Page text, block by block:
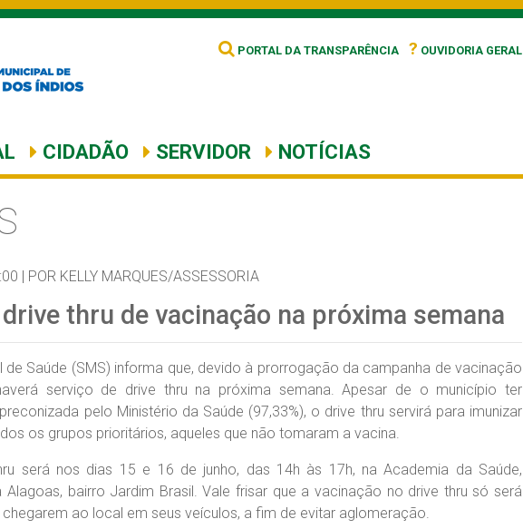
PORTAL DA TRANSPARÊNCIA ? OUVIDORIA GERAL
CIDADÃO SERVIDOR NOTÍCIAS
| POR KELLY MARQUES/ASSESSORIA
thru de vacinação na próxima semana
de Saúde (SMS) informa que, devido à prorrogação da campanha de vacinação
serviço de drive thru na próxima semana. Apesar de o município ter
pelo Ministério da Saúde (97,33%), o drive thru servirá para imunizar
os grupos prioritários, aqueles que não tomaram a vacina.
será nos dias 15 e 16 de junho, das 14h às 17h, na Academia da Saúde,
Alagoas, bairro Jardim Brasil. Vale frisar que a vacinação no drive thru só será
ao local em seus veículos, a fim de evitar aglomeração.